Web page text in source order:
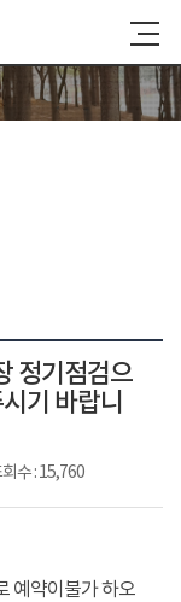
정기점검으
기 바랍니
수 : 15,760
예약이불가 하오